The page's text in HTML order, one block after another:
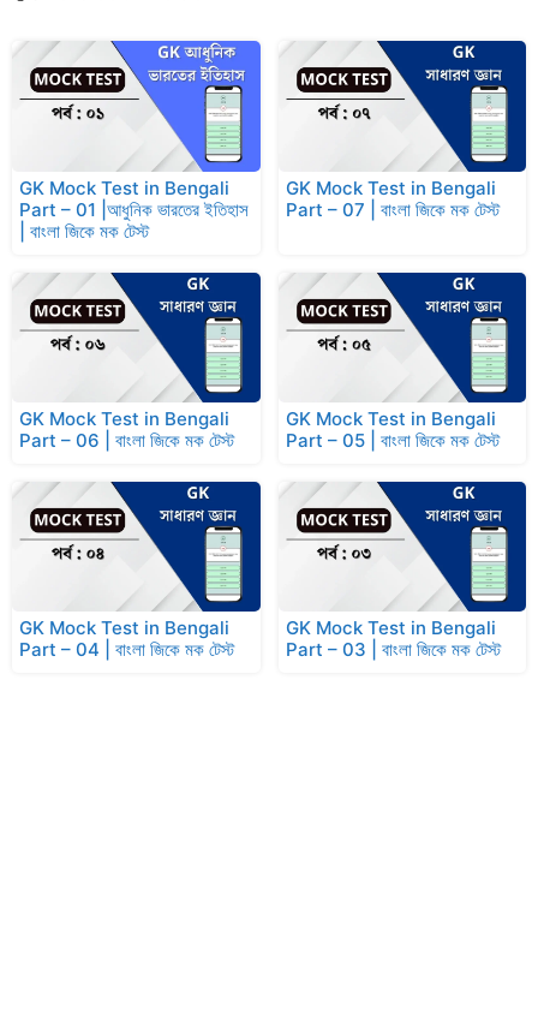
GK Mock Test in Bengali
Part – 01 |আধুনিক ভারতের ইতিহাস
| বাংলা জিকে মক টেস্ট
GK Mock Test in Bengali
Part – 07 | বাংলা জিকে মক টেস্ট
GK Mock Test in Bengali
Part – 06 | বাংলা জিকে মক টেস্ট
GK Mock Test in Bengali
Part – 05 | বাংলা জিকে মক টেস্ট
GK Mock Test in Bengali
Part – 04 | বাংলা জিকে মক টেস্ট
GK Mock Test in Bengali
Part – 03 | বাংলা জিকে মক টেস্ট